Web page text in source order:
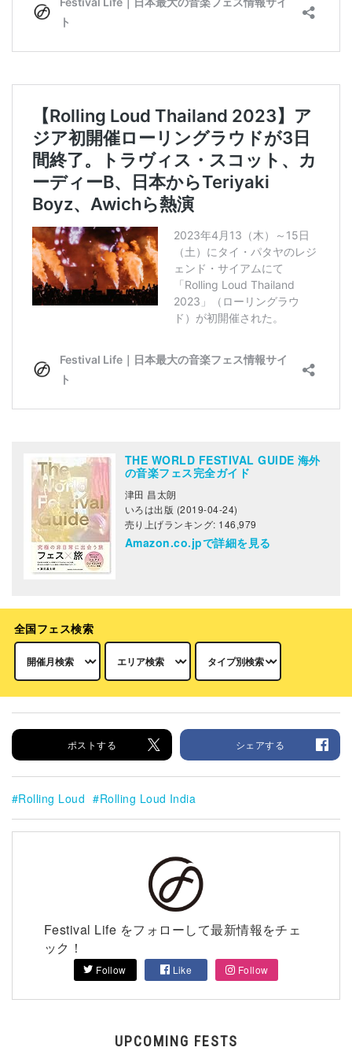
THE WORLD FESTIVAL GUIDE 海外
の音楽フェス完全ガイド
津田 昌太朗
いろは出版 (2019-04-24)
売り上げランキング: 146,979
Amazon.co.jpで詳細を見る
全国フェス検索
ポストする シェアする
Rolling Loud Rolling Loud India
Festival Life をフォローして最新情報をチェ
ック！
Follow Like Follow
UPCOMING FESTS